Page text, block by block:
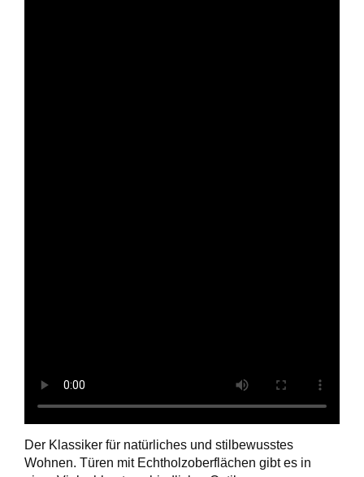
Der Klassiker für natürliches und stilbewusstes
Wohnen. Türen mit Echtholzoberflächen gibt es in